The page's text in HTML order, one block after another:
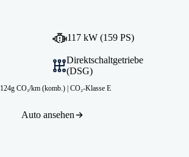
117 kW (159 PS)
Direktschaltgetriebe
(DSG)
124g CO₂/km (komb.) | CO₂-Klasse E
Auto ansehen